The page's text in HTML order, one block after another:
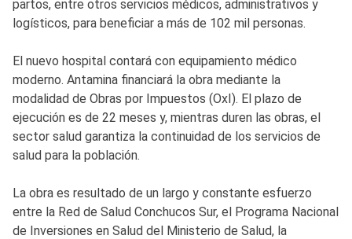
partos, entre otros servicios médicos, administrativos y
logísticos, para beneficiar a más de 102 mil personas.
El nuevo hospital contará con equipamiento médico
moderno. Antamina financiará la obra mediante la
modalidad de Obras por Impuestos (OxI). El plazo de
ejecución es de 22 meses y, mientras duren las obras, el
sector salud garantiza la continuidad de los servicios de
salud para la población.
La obra es resultado de un largo y constante esfuerzo
entre la Red de Salud Conchucos Sur, el Programa Nacional
de Inversiones en Salud del Ministerio de Salud, la